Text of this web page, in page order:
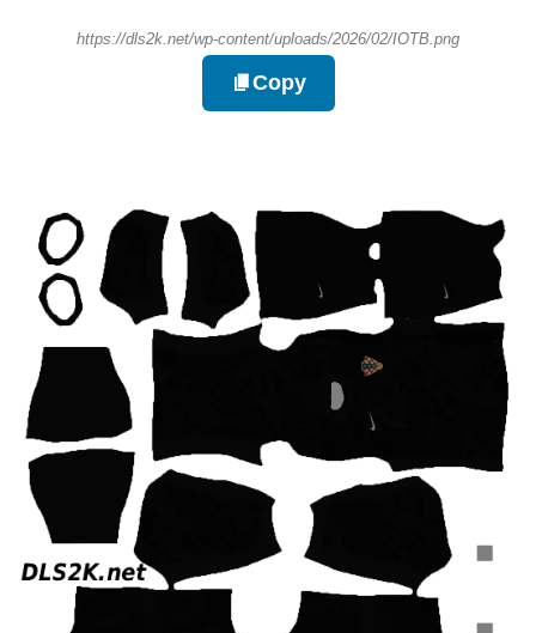
https://dls2k.net/wp-content/uploads/2026/02/IOTB.png
Copy